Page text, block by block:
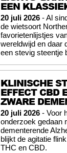
EEN
20 juli 2026 - Al
de wietsoort
favorietenlijstjes
wereldwijd en daar
een stevig steentje
KLINISCHE
EFFECT CBD
ZWARE
20 juli 2026 - Voor
onderzoek gedaan
dementerende
blijkt de agitatie
THC en CBD.